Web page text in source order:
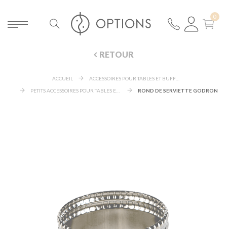
RETOUR
ACCUEIL
ACCESSOIRES POUR TABLES ET BUFFETS
ROND DE SERVIETTE GODRON